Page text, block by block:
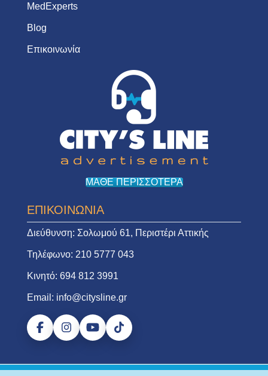
MedExperts
Blog
Επικοινωνία
ΜΑΘΕ ΠΕΡΙΣΣΟΤΕΡΑ
ΕΠΙΚΟΙΝΩΝΙΑ
Διεύθυνση: Σολωμού 61, Περιστέρι Αττικής
Τηλέφωνο: 210 5777 043
Κινητό: 694 812 3991
Email: info@citysline.gr